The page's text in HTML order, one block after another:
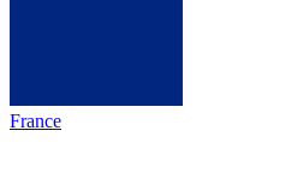
France